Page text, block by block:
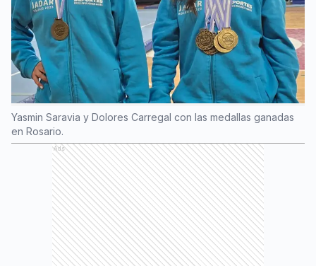
Yasmin Saravia y Dolores Carregal con las medallas ganadas
en Rosario.
Ads